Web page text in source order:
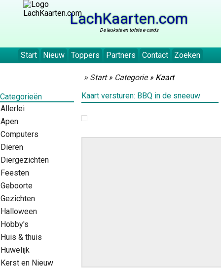
LachKaarten.com
De leukste en tofste e-cards
Start Nieuw Toppers Partners Contact Zoeken
Categorieën
Allerlei
Apen
Computers
Dieren
Diergezichten
Feesten
Geboorte
Gezichten
Halloween
Hobby's
Huis & thuis
Huwelijk
Kerst en Nieuw
» Start» Categorie» Kaart
Kaart versturen: BBQ in de sneeuw